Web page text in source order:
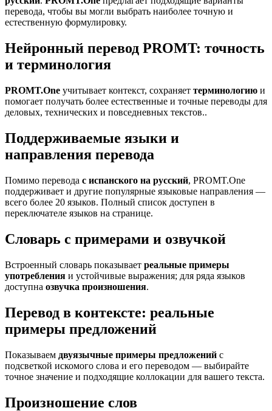
перевода, чтобы вы могли выбрать наиболее точную и
естественную формулировку.
Нейронный перевод PROMT: точность
и терминология
PROMT.One учитывает контекст, сохраняет терминологию и
помогает получать более естественные и точные переводы для
деловых, технических и повседневных текстов..
Поддерживаемые языки и
направления перевода
Помимо перевода с испанского на русский, PROMT.One
поддерживает и другие популярные языковые направления —
всего более 20 языков. Полный список доступен в
переключателе языков на странице.
Словарь с примерами и озвучкой
Встроенный словарь показывает реальные примеры
употребления и устойчивые выражения; для ряда языков
доступна озвучка произношения.
Перевод в контексте: реальные
примеры предложений
Показываем двуязычные примеры предложений с
подсветкой искомого слова и его переводом — выбирайте
точное значение и подходящие коллокации для вашего текста.
Произношение слов